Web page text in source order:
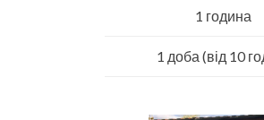
1 година
1 доба (від 10